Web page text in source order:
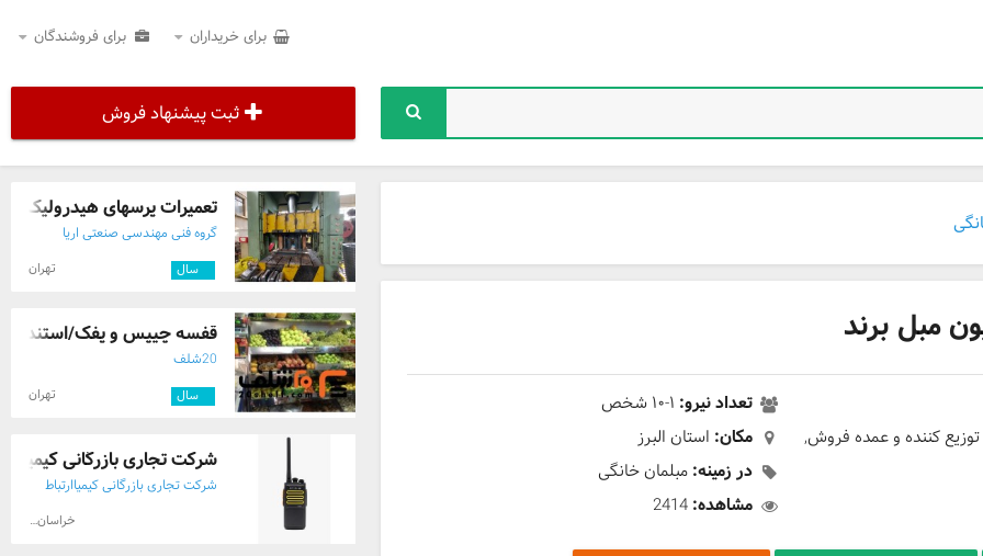
برای خریداران برای فروشندگان
ثبت پیشنهاد فروش
مبل برند
تعداد نیرو: ۱-۱۰ شخص
توزیع کننده و عمده فروش,
مکان: استان البرز
در زمینه:مبلمان خانگی
مشاهده:2414
تعمیرات پرسهای هیدرولیک
گروه فنی مهندسی صنعتی اریا
سال تهران
قفسه چیپس و پفک/استند
20شلف
سال تهران
شرکت تجاری بازرگانی
شرکت تجاری بازرگانی کیمیاارتباط
خراسان رضوی